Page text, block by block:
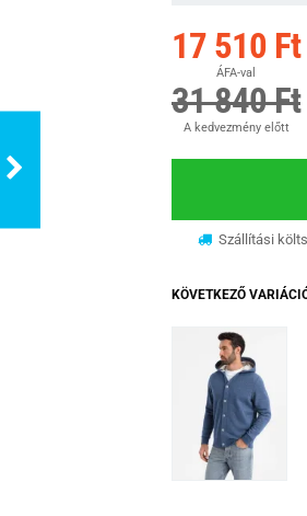
17 510 Ft
ÁFA-val
31 840 Ft
A kedvezmény előtt
Szállítási
KÖVETKEZŐ